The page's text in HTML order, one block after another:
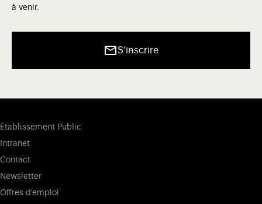
à venir.
S’inscrire
Établissement Public
Intranet
Contact
Newsletter
Offres d'emploi